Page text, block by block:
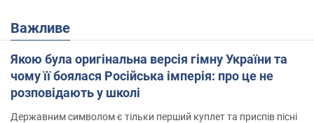
Важливе
Якою була оригінальна версія гімну України та
чому її боялася Російська імперія: про це не
розповідають у школі
Державним символом є тільки перший куплет та приспів пісні